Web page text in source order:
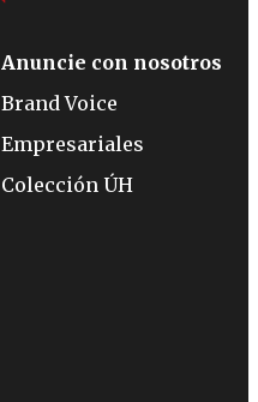
Anuncie con nosotros
Brand Voice
Empresariales
Colección ÚH